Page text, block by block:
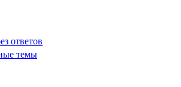
ответов
темы